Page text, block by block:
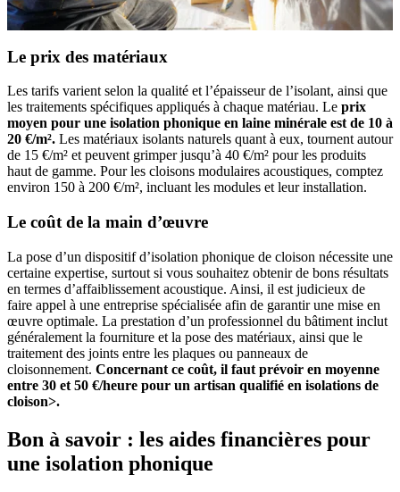
Le prix des matériaux
Les tarifs varient selon la qualité et l’épaisseur de l’isolant, ainsi que
les traitements spécifiques appliqués à chaque matériau. Le prix
moyen pour une isolation phonique en laine minérale est de 10 à
20 €/m². Les matériaux isolants naturels quant à eux, tournent autour
de 15 €/m² et peuvent grimper jusqu’à 40 €/m² pour les produits
haut de gamme. Pour les cloisons modulaires acoustiques, comptez
environ 150 à 200 €/m², incluant les modules et leur installation.
Le coût de la main d’œuvre
La pose d’un dispositif d’isolation phonique de cloison nécessite une
certaine expertise, surtout si vous souhaitez obtenir de bons résultats
en termes d’affaiblissement acoustique. Ainsi, il est judicieux de
faire appel à une entreprise spécialisée afin de garantir une mise en
œuvre optimale. La prestation d’un professionnel du bâtiment inclut
généralement la fourniture et la pose des matériaux, ainsi que le
traitement des joints entre les plaques ou panneaux de
cloisonnement. Concernant ce coût, il faut prévoir en moyenne
entre 30 et 50 €/heure pour un artisan qualifié en isolations de
cloison>.
Bon à savoir : les aides financières pour
une isolation phonique